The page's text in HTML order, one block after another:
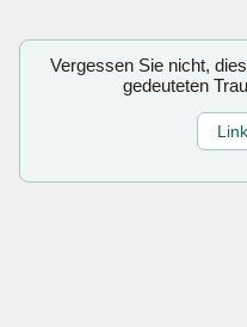
Vergessen Sie nicht,
gedeuteten